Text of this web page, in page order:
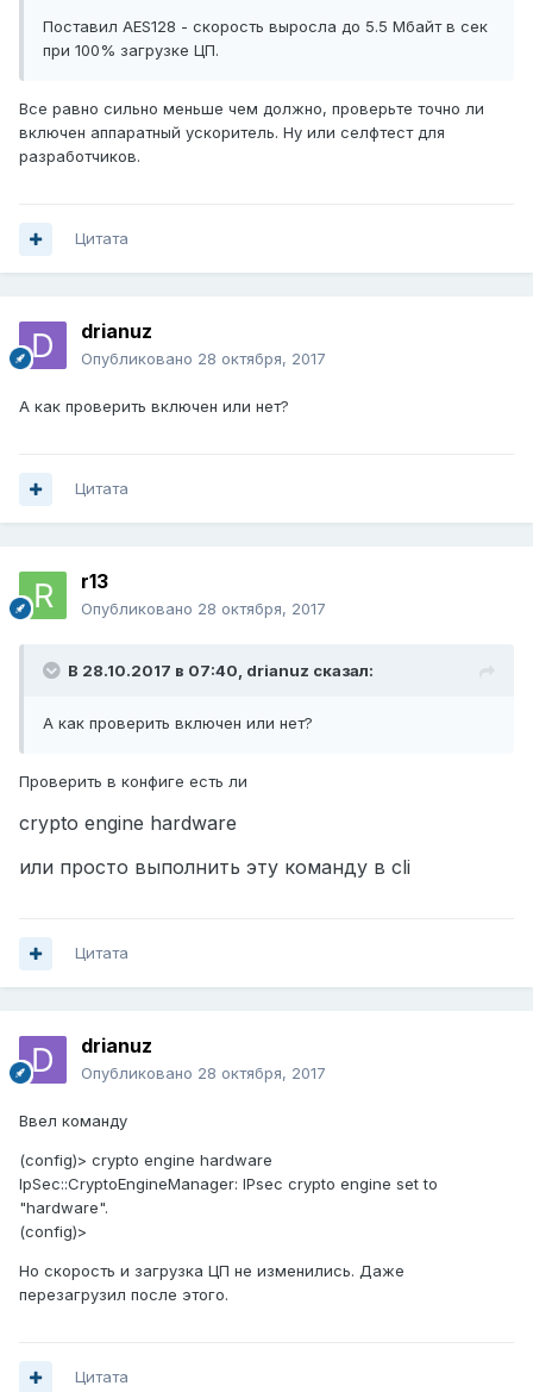
Поставил AES128 - скорость выросла до 5.5 Мбайт в сек
при 100% загрузке ЦП.
Все равно сильно меньше чем должно, проверьте точно ли
включен аппаратный ускоритель. Ну или селфтест для
разработчиков.
Цитата
drianuz
Опубликовано 28 октября, 2017
А как проверить включен или нет?
Цитата
r13
Опубликовано 28 октября, 2017
В 28.10.2017 в 07:40, drianuz сказал:
А как проверить включен или нет?
Проверить в конфиге есть ли
crypto engine hardware
или просто выполнить эту команду в cli
Цитата
drianuz
Опубликовано 28 октября, 2017
Ввел команду
(config)> crypto engine hardware
IpSec::CryptoEngineManager: IPsec crypto engine set to
"hardware".
(config)>
Но скорость и загрузка ЦП не изменились. Даже
перезагрузил после этого.
Цитата